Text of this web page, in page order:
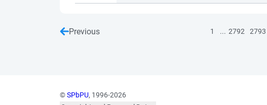
Previous 1 ... 2792 2793
©SPbPU, 1996-2026